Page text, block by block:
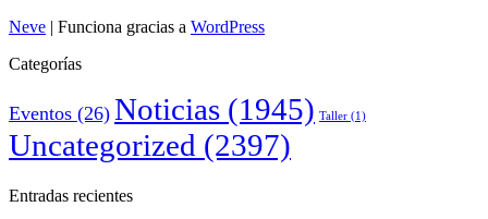
Neve | Funciona gracias a WordPress
Categorías
Eventos (26) Noticias (1945) Taller (1)
Uncategorized (2397)
Entradas recientes